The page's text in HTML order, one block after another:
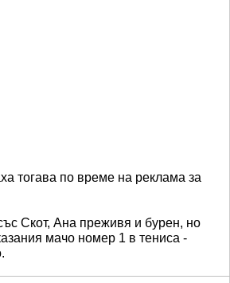
тогава по време на реклама за
Скот, Ана преживя и бурен, но
мачо номер 1 в тениса -